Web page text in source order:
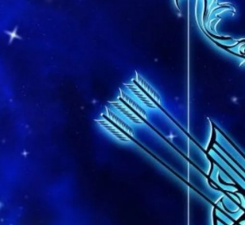
Ahbap Derneği
yönetimine
atandı